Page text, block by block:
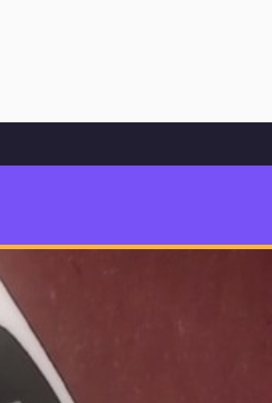
Hoppa till innehåll